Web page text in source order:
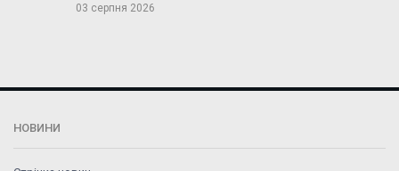
03 серпня 2026
НОВИНИ